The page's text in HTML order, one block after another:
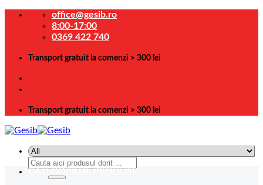
Skip
office@gesib.ro
8:00-17:00
0369 422 740
Transport gratuit la comenzi > 300 lei
Transport gratuit la comenzi > 300 lei
Caută
CATEGORII DE PRODUSE